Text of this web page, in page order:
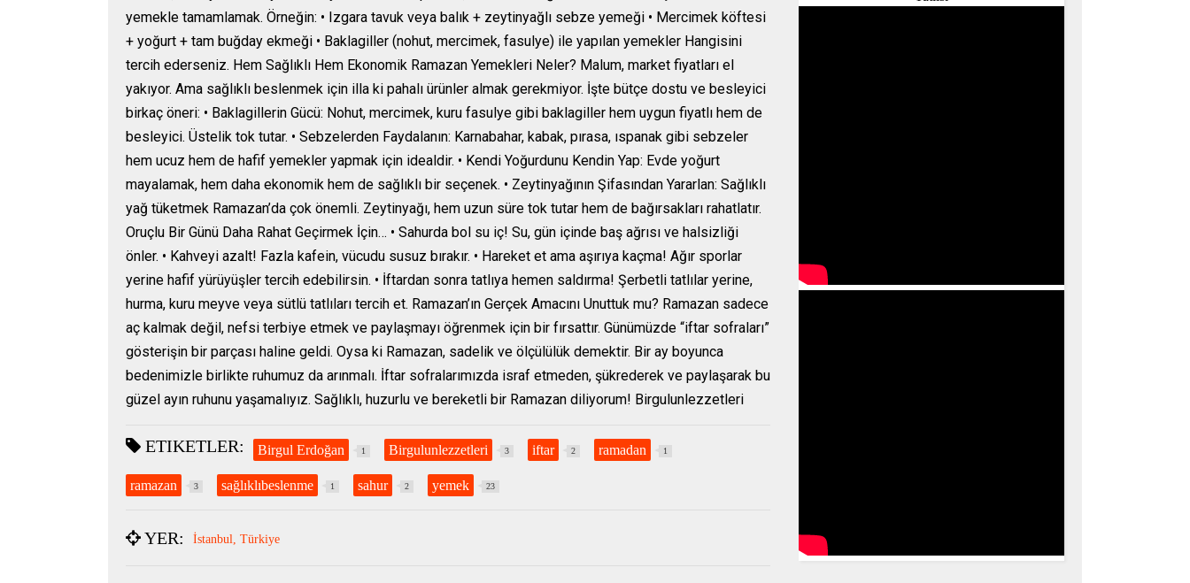
yemekle tamamlamak. Örneğin: • Izgara tavuk veya balık + zeytinyağlı sebze yemeği • Mercimek köftesi
+ yoğurt + tam buğday ekmeği • Baklagiller (nohut, mercimek, fasulye) ile yapılan yemekler Hangisini
tercih ederseniz. Hem Sağlıklı Hem Ekonomik Ramazan Yemekleri Neler? Malum, market fiyatları el
yakıyor. Ama sağlıklı beslenmek için illa ki pahalı ürünler almak gerekmiyor. İşte bütçe dostu ve besleyici
birkaç öneri: • Baklagillerin Gücü: Nohut, mercimek, kuru fasulye gibi baklagiller hem uygun fiyatlı hem de
besleyici. Üstelik tok tutar. • Sebzelerden Faydalanın: Karnabahar, kabak, pırasa, ıspanak gibi sebzeler
hem ucuz hem de hafif yemekler yapmak için idealdir. • Kendi Yoğurdunu Kendin Yap: Evde yoğurt
mayalamak, hem daha ekonomik hem de sağlıklı bir seçenek. • Zeytinyağının Şifasından Yararlan: Sağlıklı
yağ tüketmek Ramazan’da çok önemli. Zeytinyağı, hem uzun süre tok tutar hem de bağırsakları rahatlatır.
Oruçlu Bir Günü Daha Rahat Geçirmek İçin… • Sahurda bol su iç! Su, gün içinde baş ağrısı ve halsizliği
önler. • Kahveyi azalt! Fazla kafein, vücudu susuz bırakır. • Hareket et ama aşırıya kaçma! Ağır sporlar
yerine hafif yürüyüşler tercih edebilirsin. • İftardan sonra tatlıya hemen saldırma! Şerbetli tatlılar yerine,
hurma, kuru meyve veya sütlü tatlıları tercih et. Ramazan’ın Gerçek Amacını Unuttuk mu? Ramazan sadece
aç kalmak değil, nefsi terbiye etmek ve paylaşmayı öğrenmek için bir fırsattır. Günümüzde “iftar sofraları”
gösterişin bir parçası haline geldi. Oysa ki Ramazan, sadelik ve ölçülülük demektir. Bir ay boyunca
bedenimizle birlikte ruhumuz da arınmalı. İftar sofralarımızda israf etmeden, şükrederek ve paylaşarak bu
güzel ayın ruhunu yaşamalıyız. Sağlıklı, huzurlu ve bereketli bir Ramazan diliyorum! Birgulunlezzetleri
ETIKETLER: Birgul Erdoğan 1 Birgulunlezzetleri 3 iftar 2 ramadan 1
ramazan 3 sağlıklıbeslenme 1 sahur 2 yemek 23
YER: İstanbul, Türkiye